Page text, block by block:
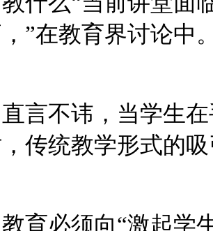
”在教育界讨论中
不讳，当学生在
传统教学形式的
必须向“激起学生